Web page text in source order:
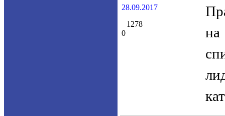
28.09.2017
1278
0
на